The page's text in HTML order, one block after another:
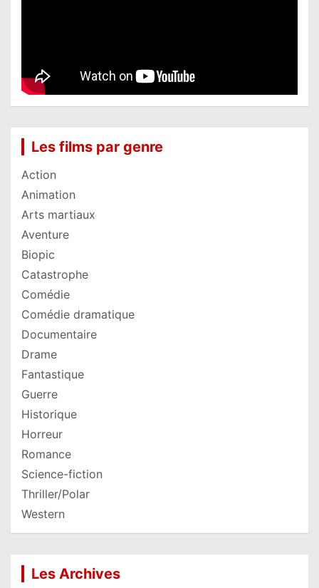
Les films par genre
Action
Animation
Arts martiaux
Aventure
Biopic
Catastrophe
Comédie
Comédie dramatique
Documentaire
Drame
Fantastique
Guerre
Historique
Horreur
Romance
Science-fiction
Thriller/Polar
Western
Les Archives